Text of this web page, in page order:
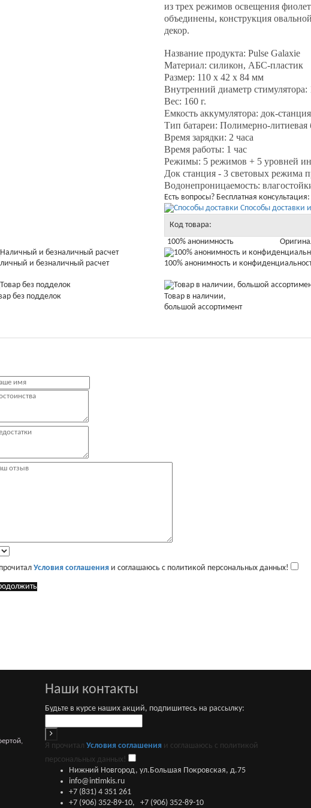
из трех режимов освещения
объединены, конструкция
декор.
Название продукта: Pulse Galaxie
Материал: силикон, АБС-пластик
Размер: 110 x 42 x 84 мм
Внутренний диаметр стимулятора:
Вес: 160 г.
Емкость аккумулятора: док-
Тип батареи: Полимерно-литиевая
Время зарядки: 2 часа
Время работы: 1 час
Режимы: 5 режимов + 5 уровней
Док станция - 3 световых режима
Водонепроницаемость:
Есть вопросы? Бесплатная консультация:
Способы доставки
Код товара:
100% анонимность
и безналичный расчет 100% анонимность и
без подделок
Товар в наличии,
большой ассортимент
Условия соглашенияи соглашаюсь с политикой персональных данных!
Наши контакты
Будьте в курсе наших акций, подпишитесь на рассылку:
Я прочиталУсловия соглашения и соглашаюсь с политикой
персональных данных!
Нижний Новгород, ул.Большая Покровская, д.75
info@intimkis.ru
+7 (831) 4 351 261
+7 (906) 352-89-10,+7 (906) 352-89-10